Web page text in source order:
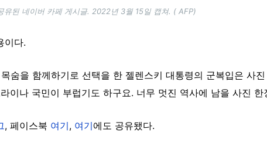
유된 네이버 카페 게시글. 2022년 3월 15일 캡쳐. ( AFP)
이다.
숨을 함께하기로 선택을 한 젤렌스키 대통령의 군복입은 사
이나 국민이 부럽기도 하구요. 너무 멋진 역사에 남을 사진 한
, 페이스북 여기, 여기에도 공유됐다.